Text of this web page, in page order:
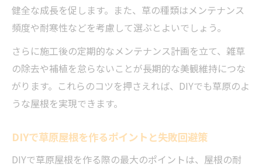
健全な成長を促します。また、草の種類はメンテナンス
頻度や耐寒性などを考慮して選ぶとよいでしょう。
さらに施工後の定期的なメンテナンス計画を立て、雑草
の除去や補植を怠らないことが長期的な美観維持につな
がります。これらのコツを押さえれば、DIYでも草原のよ
うな屋根を実現できます。
DIYで草原屋根を作るポイントと失敗回避策
DIYで草原屋根を作る際の最大のポイントは、屋根の耐